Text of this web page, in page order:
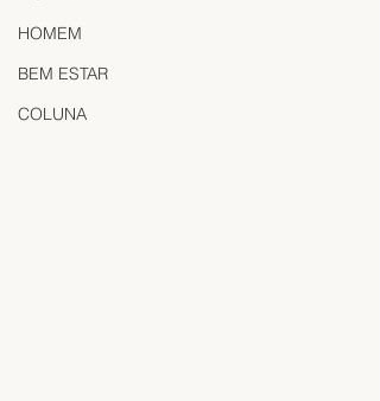
HOMEM
BEM ESTAR
COLUNA